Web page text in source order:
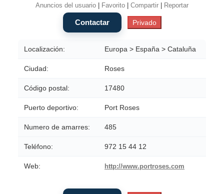
Anuncios del usuario
Favorito Compartir Reportar
Localización: Europa > España > Cataluña
Ciudad: Roses
Código postal: 17480
Puerto deportivo: Port Roses
Numero de amarres: 485
Teléfono: 972 15 44 12
Web: http://www.portroses.com